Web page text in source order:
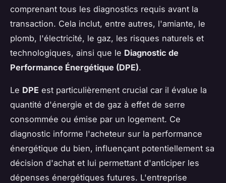
comprenant tous les diagnostics requis avant la
transaction. Cela inclut, entre autres, l'amiante, le
plomb, l'électricité, le gaz, les risques naturels et
technologiques, ainsi que le Diagnostic de
Performance Énergétique (DPE).
Le DPE est particulièrement crucial car il évalue la
quantité d'énergie et de gaz à effet de serre
consommée ou émise par un logement. Ce
diagnostic informe l'acheteur sur la performance
énergétique du bien, influençant potentiellement sa
décision d'achat et lui permettant d'anticiper les
dépenses énergétiques futures. L'entreprise